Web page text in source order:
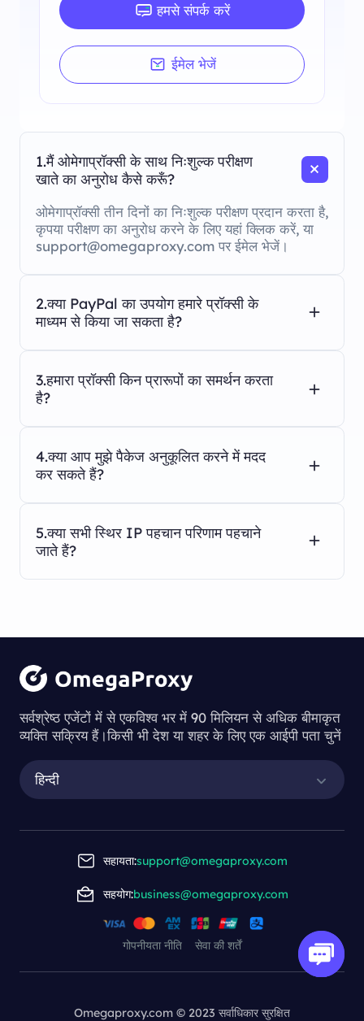
हमसे संपर्क करें
ईमेल भेजें
1.मैं ओमेगाप्रॉक्सी के साथ निःशुल्क परीक्षण
खाते का अनुरोध कैसे करूँ?
ओमेगाप्रॉक्सी तीन दिनों का निःशुल्क परीक्षण प्रदान करता है,
कृपया परीक्षण का अनुरोध करने के लिए यहां क्लिक करें, या
support@omegaproxy.com पर ईमेल भेजें।
2.क्या PayPal का उपयोग हमारे प्रॉक्सी के
माध्यम से किया जा सकता है?
3.हमारा प्रॉक्सी किन प्रारूपों का समर्थन करता
है?
4.क्या आप मुझे पैकेज अनुकूलित करने में मदद
कर सकते हैं?
5.क्या सभी स्थिर IP पहचान परिणाम पहचाने
जाते हैं?
सर्वश्रेष्ठ एजेंटों में से एकविश्व भर में 90 मिलियन से अधिक बीमाकृत
व्यक्ति सक्रिय हैं।किसी भी देश या शहर के लिए एक आईपी पता चुनें
हिन्दी
सहायता:support@omegaproxy.com
सहयोग:business@omegaproxy.com
गोपनीयता नीति सेवा की शर्तें
Omegaproxy.com © 2023 सर्वाधिकार सुरक्षित